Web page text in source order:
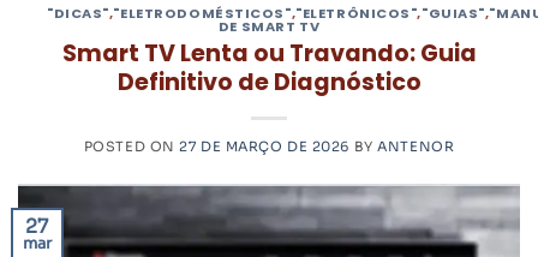
"DICAS","ELETRODOMÉSTICOS","ELETRÔNICOS","GUIAS",
DE SMART TV
Smart TV Lenta ou Travando: Guia
Definitivo de Diagnóstico
POSTED ON27 DE MARÇO DE 2026 BYANTENOR
27
mar